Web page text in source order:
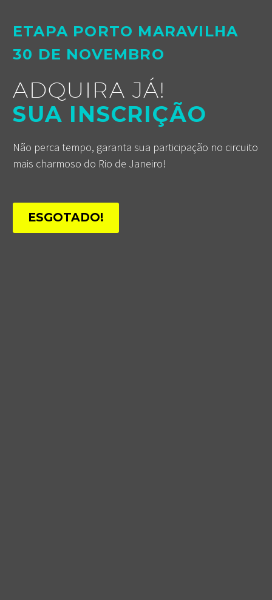
ETAPA PORTO MARAVILHA
30 DE NOVEMBRO
ADQUIRA JÁ!
SUA INSCRIÇÃO
Não perca tempo, garanta sua participação no circuito
mais charmoso do Rio de Janeiro!
ESGOTADO!